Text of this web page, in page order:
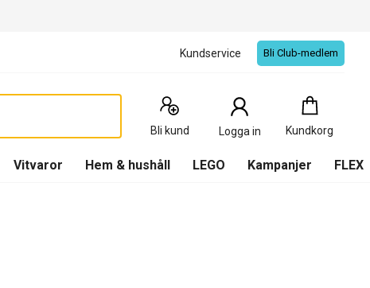
Kundservice Bli Club-medlem
Bli kund Logga in Kundkorg
Kundkorg
0
Produkter
Vitvaror Hem & hushåll LEGO Kampanjer FLEX